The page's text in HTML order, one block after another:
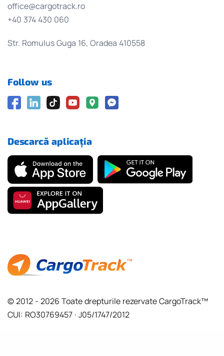
office@cargotrack.ro
+40 374 430 060
Str. Romulus Guga 16, Oradea 410558
© 2012 - 2026 Toate drepturile rezervate CargoTrack™
CUI: RO30769457 · J05/1747/2012
Follow us
Descarcă aplicația